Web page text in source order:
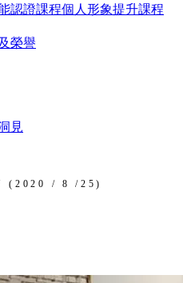
認證課程個人形象提升課程
榮譽
見
(2020 / 8 /25)